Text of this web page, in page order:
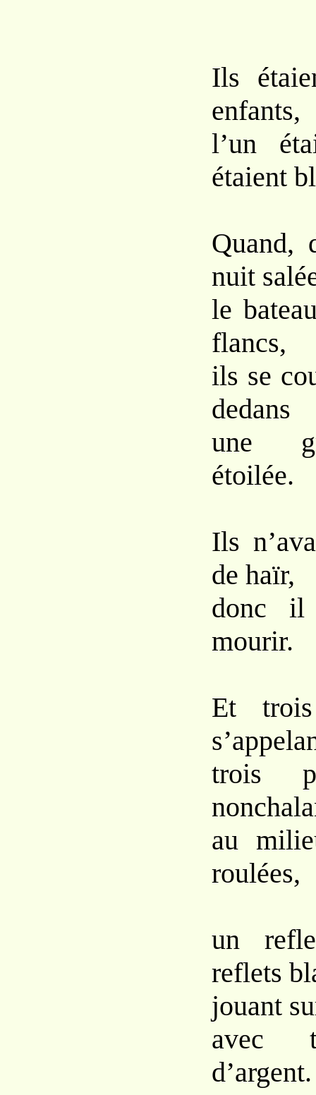
Ils
enfants,
l’un
étaient
Quand,
nuit
le
flancs,
ils se
dedans
une
étoilée.
Ils
de haïr,
donc
mourir.
Et
trois
au
roulées,
un
reflets
jouant
avec
d’argent.